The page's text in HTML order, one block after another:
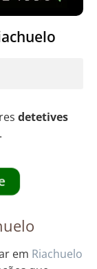
detetives
em Riachuelo